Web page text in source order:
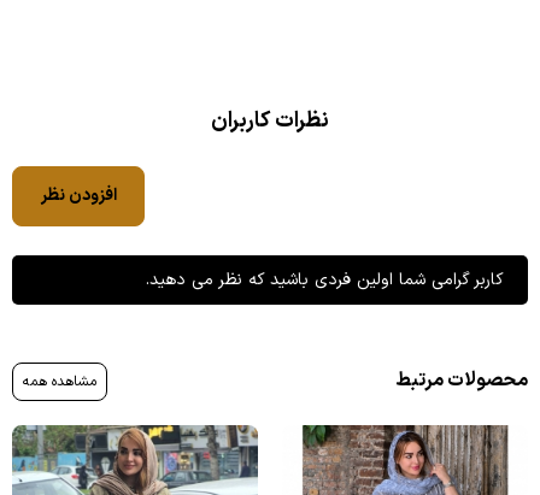
نظرات کاربران
افزودن نظر
کاربر گرامی شما اولین فردی باشید که نظر می دهید.
محصولات مرتبط مشاهده همه